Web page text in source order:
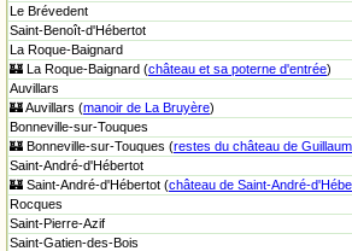
Le Brévedent
Saint-Benoît-d'Hébertot
La Roque-Baignard
🏰 La Roque-Baignard (château et sa poterne d'entrée)
Auvillars
🏰 Auvillars (manoir de La Bruyère)
Bonneville-sur-Touques
🏰 Bonneville-sur-Touques (restes du château de
Saint-André-d'Hébertot
🏰 Saint-André-d'Hébertot (château de Saint-André-
Rocques
Saint-Pierre-Azif
Saint-Gatien-des-Bois